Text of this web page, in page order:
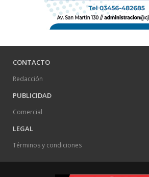
CONTACTO
Redacción
PUBLICIDAD
Comercial
LEGAL
Términos y condiciones